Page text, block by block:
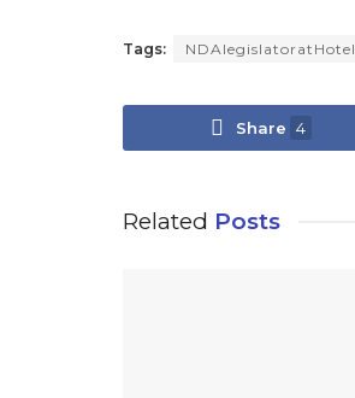
Tags: NDAlegislatoratHotel
Share 4
Related Posts